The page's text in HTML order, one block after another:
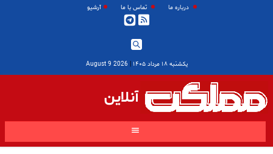
درباره ما تماس با ما آرشیو
یکشنبه ۱۸ مرداد ۱۴۰۵ |
2026 August 9
آنلاین